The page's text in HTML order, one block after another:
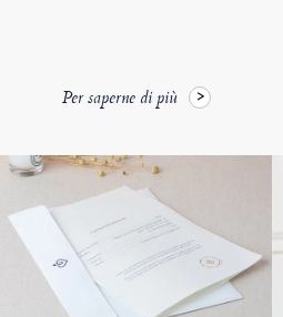
Per saperne di più